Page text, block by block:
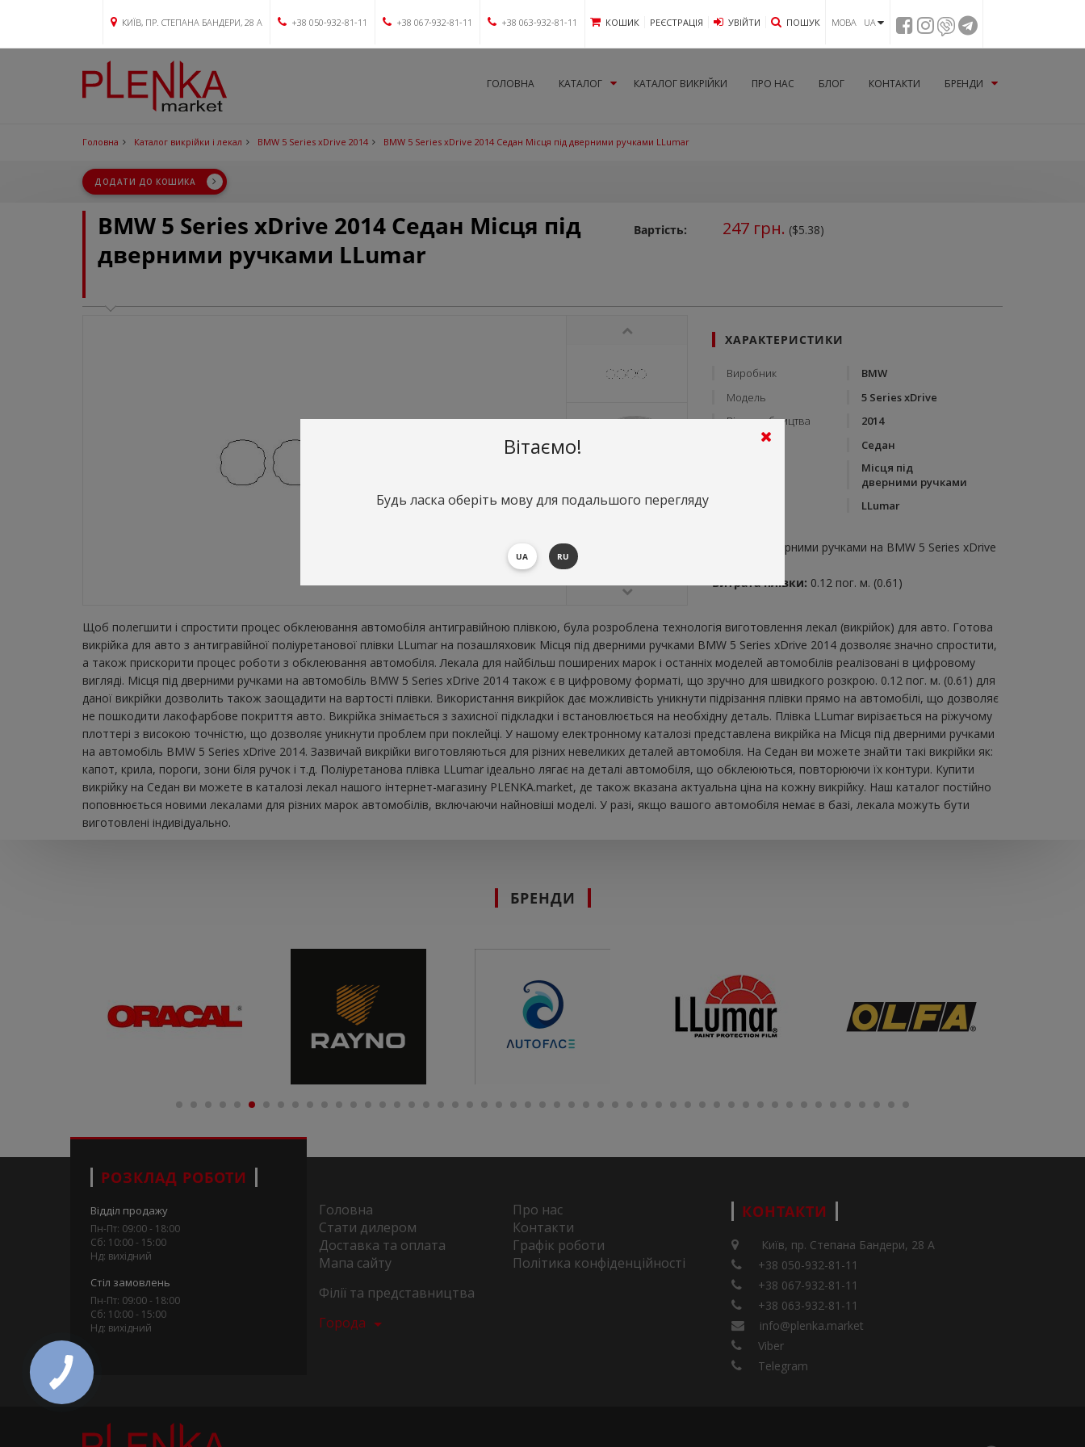
КИЇВ, ПР. СТЕПАНА БАНДЕРИ, 28 А +38 050-932-81-11 +38 067-932-81-11 +38 063-932-81-11 КОШИК РЕЄСТРАЦІЯ УВIЙТИ ПОШУК МОВА UA
ГОЛОВНА КАТАЛОГ КАТАЛОГ ВИКРІЙКИ ПРО НАС БЛОГ КОНТАКТИ БРЕНДИ
Головна Каталог викрійки і лекал BMW 5 Series xDrive 2014 BMW 5 Series xDrive 2014 Седан Місця під дверними ручками LLumar
ДОДАТИ ДО КОШИКА
BMW 5 Series xDrive 2014 Седан Місця під
дверними ручками LLumar
Вартість: 247грн. ($5.38)
ХАРАКТЕРИСТИКИ
Виробник
BMW
Модель
5 Series xDrive
Рік виробництва
2014
Тип кузову
Седан
Місця під
дверними ручками
LLumar
Місця під дверними ручками на BMW 5 Series xDrive
Витрата плівки: 0.12 пог. м. (0.61)
Щоб полегшити і спростити процес обклеювання автомобіля антигравійною плівкою, була розроблена технологія виготовлення лекал (викрійок) для авто. Готова
викрійка для авто з антигравійної поліуретанової плівки LLumar на позашляховик Місця під дверними ручками BMW 5 Series xDrive 2014 дозволяє значно спростити,
а також прискорити процес роботи з обклеювання автомобіля. Лекала для найбільш поширених марок і останніх моделей автомобілів реалізовані в цифровому
вигляді. Місця під дверними ручками на автомобіль BMW 5 Series xDrive 2014 також є в цифровому форматі, що зручно для швидкого розкрою. 0.12 пог. м. (0.61) для
даної викрійки дозволить також заощадити на вартості плівки. Використання викрійок дає можливість уникнути підрізання плівки прямо на автомобілі, що дозволяє
не пошкодити лакофарбове покриття авто. Викрійка знімається з захисної підкладки і встановлюється на необхідну деталь. Плівка LLumar вирізається на ріжучому
плоттері з високою точністю, що дозволяє уникнути проблем при поклейці. У нашому електронному каталозі представлена ​​викрійка на Місця під дверними ручками
на автомобіль BMW 5 Series xDrive 2014. Зазвичай викрійки виготовляються для різних невеликих деталей автомобіля. На Седан ви можете знайти такі викрійки як:
капот, крила, пороги, зони біля ручок і т.д. Поліуретанова плівка LLumar ідеально лягає на деталі автомобіля, що обклеюються, повторюючи їх контури. Купити
викрійку на Седан ви можете в каталозі лекал нашого інтернет-магазину PLENKA.market, де також вказана актуальна ціна на кожну викрійку. Наш каталог постійно
поповнюється новими лекалами для різних марок автомобілів, включаючи найновіші моделі. У разі, якщо вашого автомобіля немає в базі, лекала можуть бути
виготовлені індивідуально.
БРЕНДИ
РОЗКЛАД РОБОТИ
Відділ продажу
Пн-Пт: 09:00 - 18:00
Сб: 10:00 - 15:00
Нд: вихідний
Стіл замовлень
Пн-Пт: 09:00 - 18:00
Сб: 10:00 - 15:00
Нд: вихідний
Головна
Про нас
Стати дилером
Контакти
Доставка та оплата
Графік роботи
Мапа сайту
Політика конфіденційності
Філії та представництва
Города
КОНТАКТИ
Київ, пр. Степана Бандери, 28 А
+38 050-932-81-11
+38 067-932-81-11
+38 063-932-81-11
info@plenka.market
Viber
Telegram
Вітаємо!
Будь ласка оберіть мову для подальшого перегляду
UA RU